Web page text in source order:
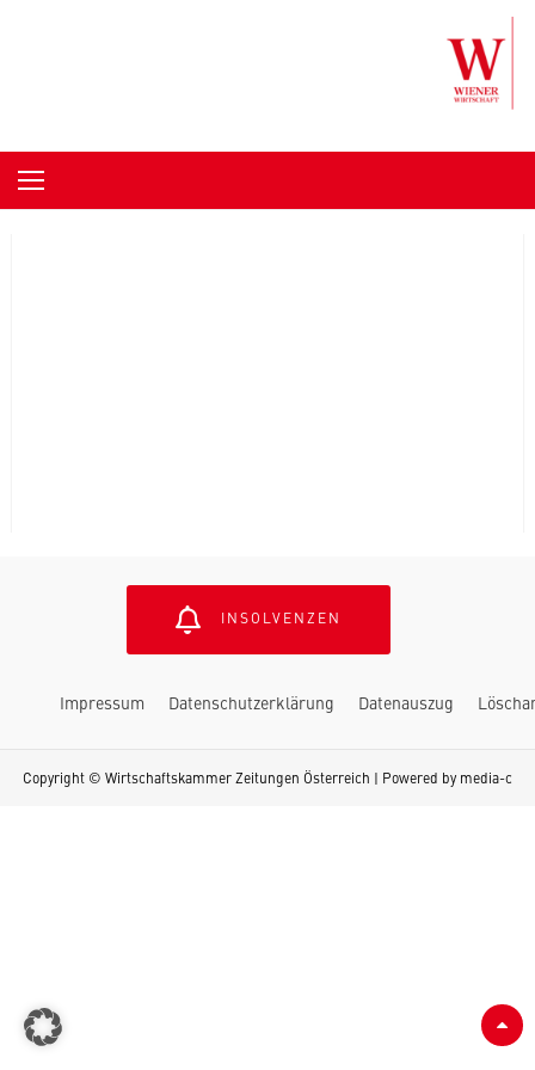
INSOLVENZEN
Impressum Datenschutzerklärung Datenauszug
Copyright © Wirtschaftskammer Zeitungen Österreich | Powered by media-c